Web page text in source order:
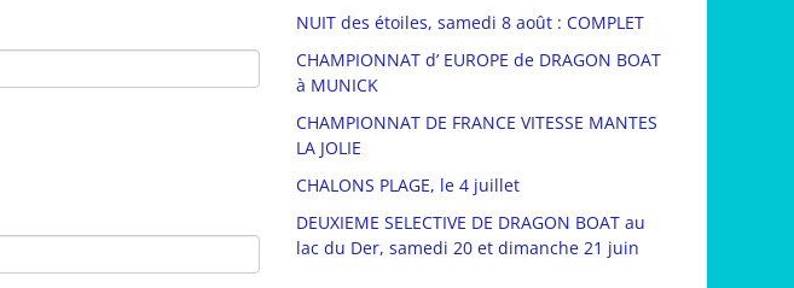
NUIT des étoiles, samedi 8 août : COMPLET
CHAMPIONNAT d’ EUROPE de DRAGON BOAT
à MUNICK
CHAMPIONNAT DE FRANCE VITESSE MANTES
LA JOLIE
CHALONS PLAGE, le 4 juillet
DEUXIEME SELECTIVE DE DRAGON BOAT au
lac du Der, samedi 20 et dimanche 21 juin